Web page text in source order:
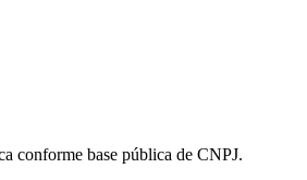
conforme base pública de CNPJ.